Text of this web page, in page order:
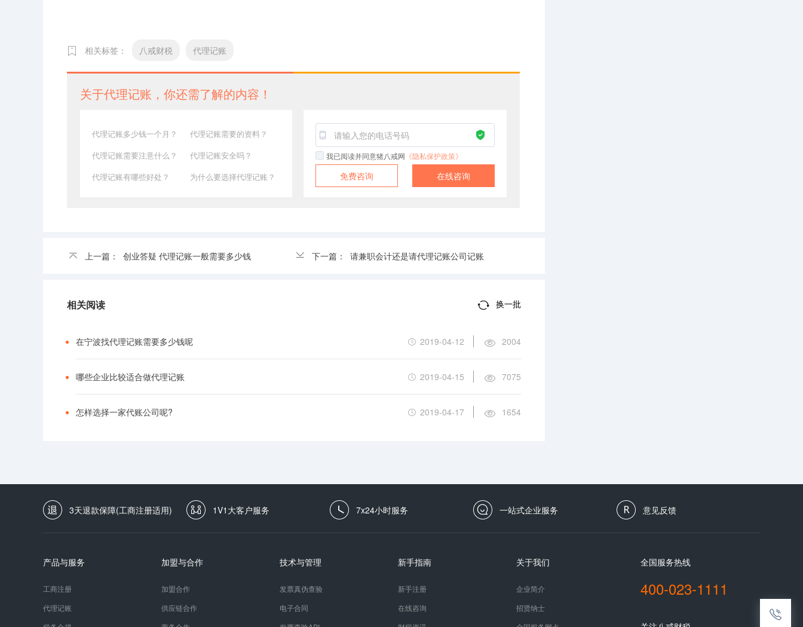
相关标签： 八戒财税 代理记账
关于代理记账，你还需了解的内容！
代理记账多少钱一个月？
代理记账需要的资料？
代理记账需要注意什么？
代理记账安全吗？
代理记账有哪些好处？
为什么要选择代理记账？
我已阅读并同意猪八戒网 《隐私保护政策》
免费咨询 在线咨询
上一篇： 创业答疑 代理记账一般需要多少钱 下一篇： 请兼职会计还是请代理记账公司记账
相关阅读 换一批
在宁波找代理记账需要多少钱呢 2019-04-12 2004
哪些企业比较适合做代理记账 2019-04-15 7075
怎样选择一家代账公司呢? 2019-04-17 1654
3天退款保障(工商注册适用) 1V1大客户服务 7x24小时服务 一站式企业服务 意见反馈
产品与服务
工商注册
代理记账
加盟与合作
加盟合作
供应链合作
技术与管理
发票真伪查验
电子合同
新手指南
新手注册
在线咨询
关于我们
企业简介
招贤纳士
全国服务热线
400-023-1111